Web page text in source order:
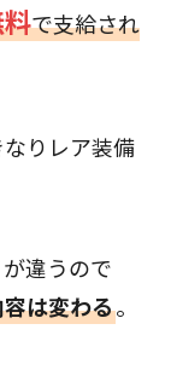
で支給され
りレア装備
違うので
は変わる。